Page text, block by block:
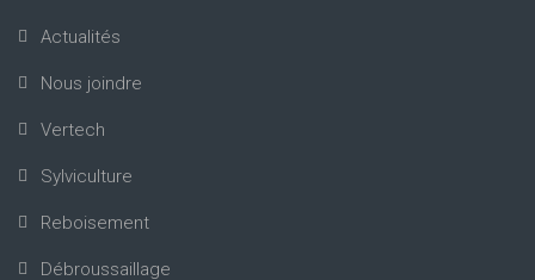
Actualités
Nous joindre
Vertech
Sylviculture
Reboisement
Débroussaillage